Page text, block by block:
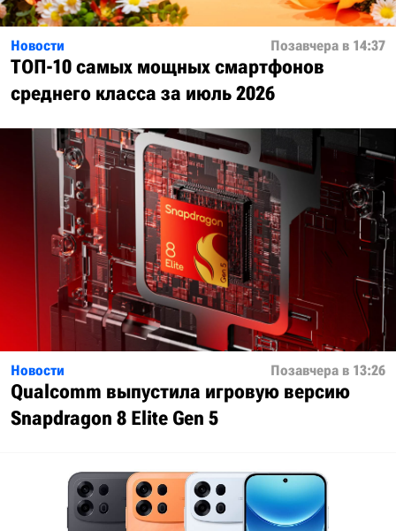
Новости Позавчера в 14:37
ТОП-10 самых мощных смартфонов
среднего класса за июль 2026
Новости Позавчера в 13:26
Qualcomm выпустила игровую версию
Snapdragon 8 Elite Gen 5